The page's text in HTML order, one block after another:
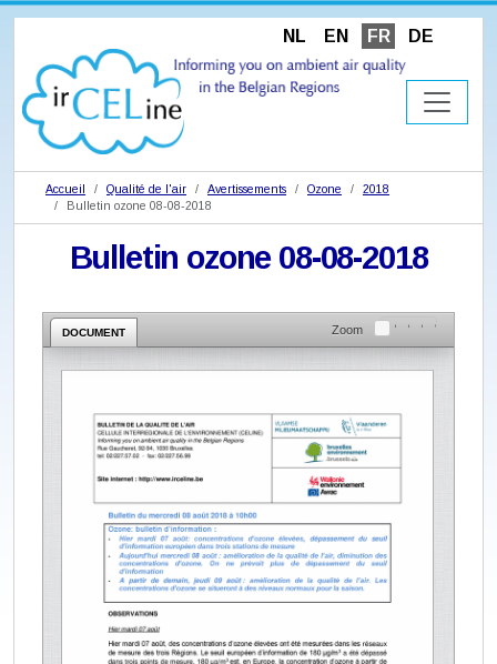
NL EN FR DE
Accueil Qualité de l'air Avertissements Ozone
2018
Bulletin ozone 08-08-2018
Bulletin ozone 08-08-2018
DOCUMENT Zoom